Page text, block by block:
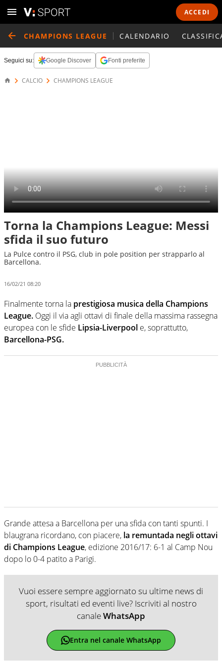
ACCEDI
CHAMPIONS LEAGUE CALENDARIO
Seguici su: Google Discover Fonti preferite
CALCIO CHAMPIONS LEAGUE
Torna la Champions League: Messi
sfida il suo futuro
La Pulce contro il PSG, club in pole position per strapparlo al
Barcellona.
16/02/21 08:20
Finalmente torna la prestigiosa musica della Champions
League. Oggi il via agli ottavi di finale della massima rassegna
europea con le sfide Lipsia-Liverpool e, soprattutto,
Barcellona-PSG.
Grande attesa a Barcellona per una sfida con tanti spunti. I
blaugrana ricordano, con piacere, la remuntada negli ottavi
di Champions League, edizione 2016/17: 6-1 al Camp Nou
dopo lo 0-4 patito a Parigi.
Vuoi essere sempre aggiornato su ultime news di
sport, risultati ed eventi live? Iscriviti al nostro
canaleWhatsApp
Entra nel canale WhatsApp